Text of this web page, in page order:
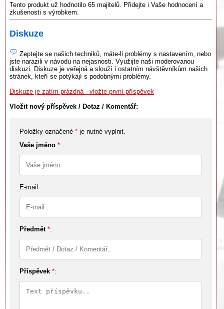
Tento produkt už hodnotilo 65 majitelů. Přidejte i Vaše hodnocení a
zkušenosti s výrobkem.
Diskuze
Zeptejte se našich techniků, máte-li problémy s nastavením, nebo
jste narazili v návodu na nejasnosti. Využijte naši moderovanou
diskuzi. Diskuze je veřejná a slouží i ostatním návštěvníkům našich
stránek, kteří se potýkají s podobnými problémy.
Diskuze je zatím prázdná - vložte první příspěvek
Vložit nový příspěvek / Dotaz / Komentář:
Položky označené * je nutné vyplnit.
Vaše jméno *:
E-mail :
Předmět *:
Příspěvek *: